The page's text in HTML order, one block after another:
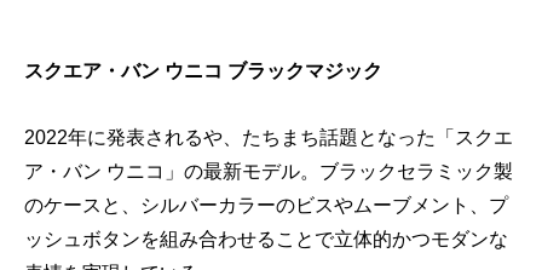
スクエア・バン ウニコ ブラックマジック
2022年に発表されるや、たちまち話題となった「スクエ
ア・バン ウニコ」の最新モデル。ブラックセラミック製
のケースと、シルバーカラーのビスやムーブメント、プ
ッシュボタンを組み合わせることで立体的かつモダンな